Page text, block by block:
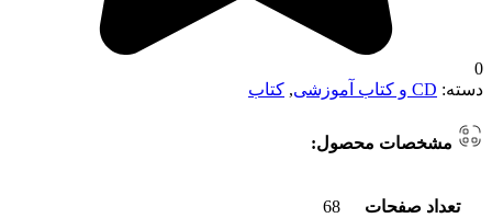
0
دسته: CD و کتاب آموزشی , کتاب
مشخصات محصول:
تعداد صفحات 68